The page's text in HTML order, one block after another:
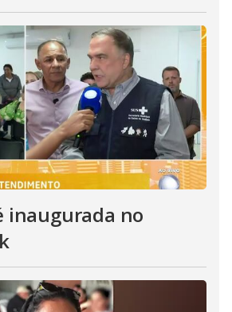
inaugurada no